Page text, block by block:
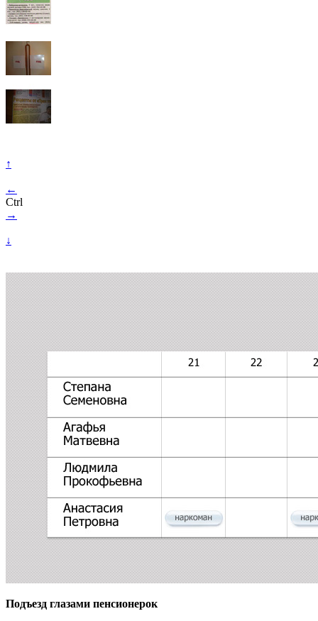
↑
←
Ctrl
→
↓
Подъезд глазами пенсионерок